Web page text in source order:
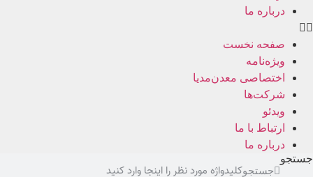
درباره ما
صفحه نخست
ویژه‌نامه
اختصاصی معدن‌مدیا
شرکت‌ها
ویدئو
ارتباط با ما
درباره ما
جستجو
جستجو